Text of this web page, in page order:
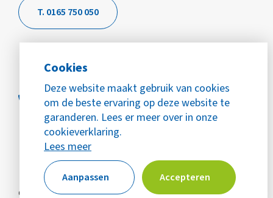
Cookies
Deze website maakt gebruik van cookies
om de beste ervaring op deze website te
garanderen. Lees er meer over in onze
cookieverklaring.
Lees meer
Aanpassen Accepteren
T. 0165 750 050
© Copyright 2026 WijZijn Mijn Buurt Alle rechten voorbehouden